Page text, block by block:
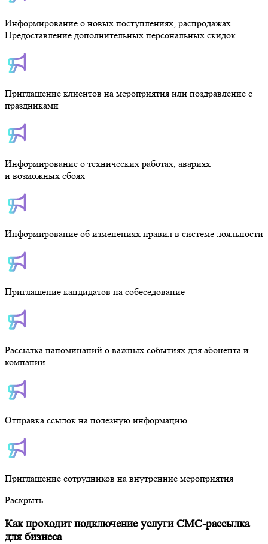
Информирование о новых поступлениях, распродажах.
Предоставление дополнительных персональных скидок
Приглашение клиентов на мероприятия или поздравление с
праздниками
Информирование о технических работах, авариях
и возможных сбоях
Информирование об изменениях правил в системе лояльности
Приглашение кандидатов на собеседование
Рассылка напоминаний о важных событиях для абонента и
компании
Отправка ссылок на полезную информацию
Приглашение сотрудников на внутренние мероприятия
Раскрыть
Как проходит подключение услуги СМС-рассылка
для бизнеса